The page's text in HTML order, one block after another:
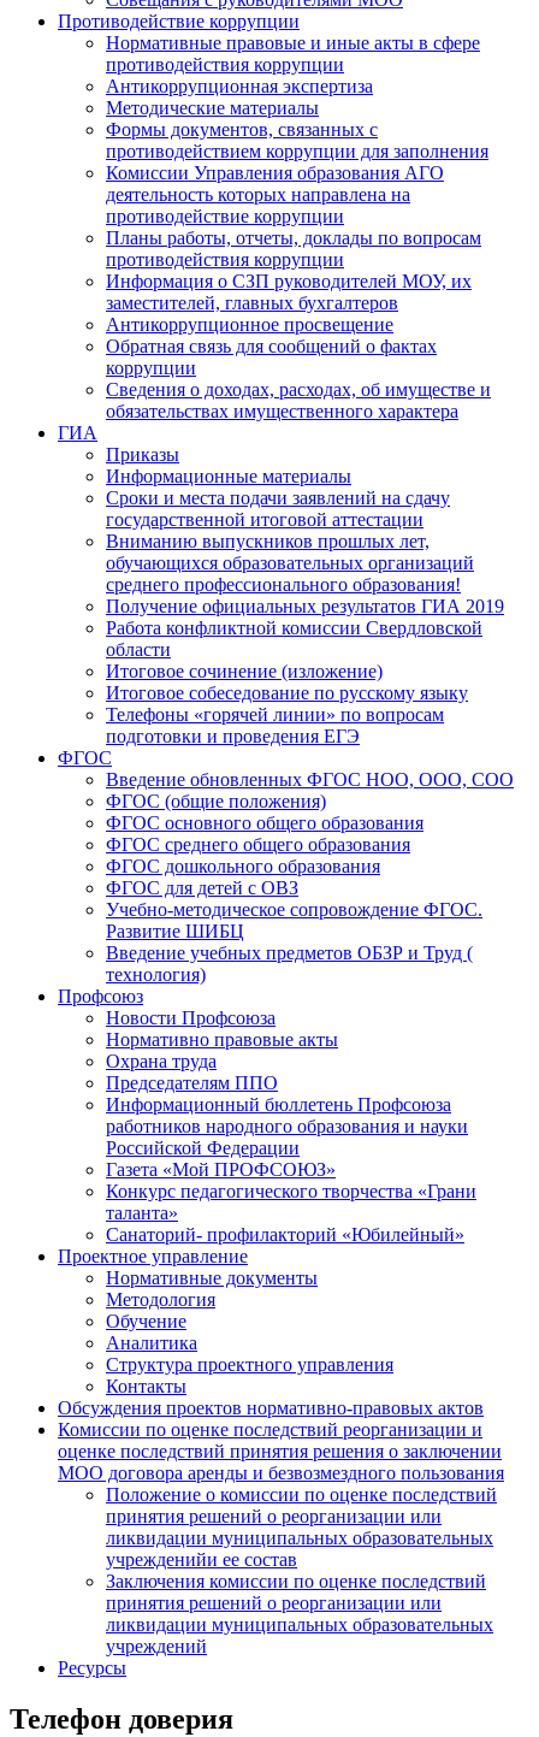
Противодействие коррупции
Нормативные правовые и иные акты в сфере
противодействия коррупции
Антикоррупционная экспертиза
Методические материалы
Формы документов, связанных с
противодействием коррупции для заполнения
Комиссии Управления образования АГО
деятельность которых направлена на
противодействие коррупции
Планы работы, отчеты, доклады по вопросам
противодействия коррупции
Информация о СЗП руководителей МОУ, их
заместителей, главных бухгалтеров
Антикоррупционное просвещение
Обратная связь для сообщений о фактах
коррупции
Сведения о доходах, расходах, об имуществе и
обязательствах имущественного характера
ГИА
Приказы
Информационные материалы
Сроки и места подачи заявлений на сдачу
государственной итоговой аттестации
Вниманию выпускников прошлых лет,
обучающихся образовательных организаций
среднего профессионального образования!
Получение официальных результатов ГИА 2019
Работа конфликтной комиссии Свердловской
области
Итоговое сочинение (изложение)
Итоговое собеседование по русскому языку
Телефоны «горячей линии» по вопросам
подготовки и проведения ЕГЭ
ФГОС
Введение обновленных ФГОС НОО, ООО, СОО
ФГОС (общие положения)
ФГОС основного общего образования
ФГОС среднего общего образования
ФГОС дошкольного образования
ФГОС для детей с ОВЗ
Учебно-методическое сопровождение ФГОС.
Развитие ШИБЦ
Введение учебных предметов ОБЗР и Труд (
технология)
Профсоюз
Новости Профсоюза
Нормативно правовые акты
Охрана труда
Председателям ППО
Информационный бюллетень Профсоюза
работников народного образования и науки
Российской Федерации
Газета «Мой ПРОФСОЮЗ»
Конкурс педагогического творчества «Грани
таланта»
Санаторий- профилакторий «Юбилейный»
Проектное управление
Нормативные документы
Методология
Обучение
Аналитика
Структура проектного управления
Контакты
Обсуждения проектов нормативно-правовых актов
Комиссии по оценке последствий реорганизации и
оценке последствий принятия решения о заключении
МОО договора аренды и безвозмездного пользования
Положение о комиссии по оценке последствий
принятия решений о реорганизации или
ликвидации муниципальных образовательных
учрежденийи ее состав
Заключения комиссии по оценке последствий
принятия решений о реорганизации или
ликвидации муниципальных образовательных
учреждений
Ресурсы
Телефон доверия